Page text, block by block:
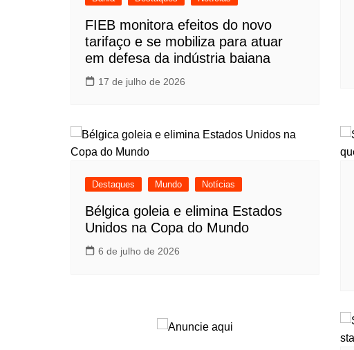
FIEB monitora efeitos do novo
tarifaço e se mobiliza para atuar
em defesa da indústria baiana
17 de julho de 2026
Destaques Mundo Notícias
Bélgica goleia e elimina Estados
Unidos na Copa do Mundo
6 de julho de 2026